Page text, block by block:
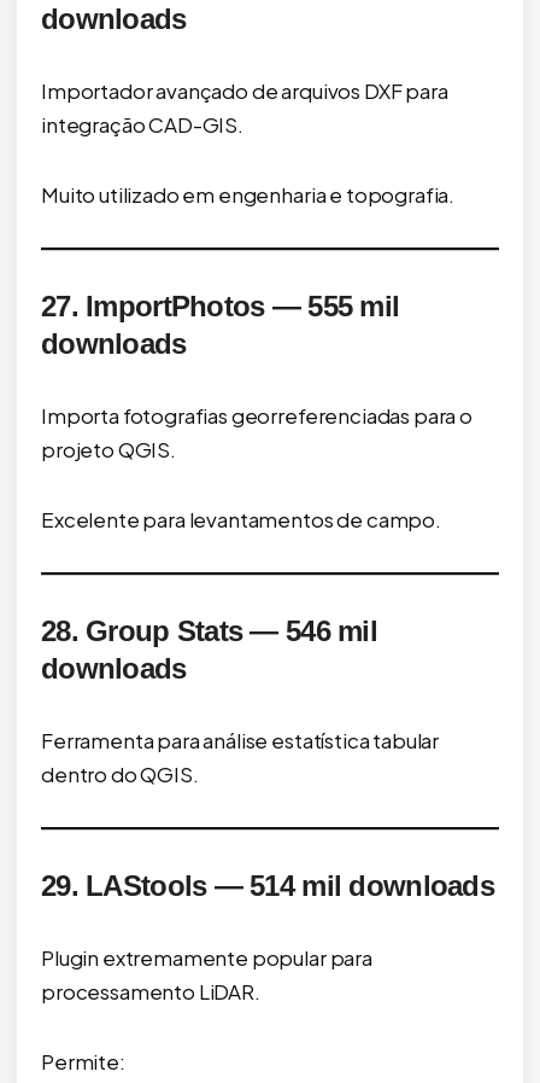
downloads
Importador avançado de arquivos DXF para
integração CAD-GIS.
Muito utilizado em engenharia e topografia.
27. ImportPhotos — 555 mil
downloads
Importa fotografias georreferenciadas para o
projeto QGIS.
Excelente para levantamentos de campo.
28. Group Stats — 546 mil
downloads
Ferramenta para análise estatística tabular
dentro do QGIS.
29. LAStools — 514 mil downloads
Plugin extremamente popular para
processamento LiDAR.
Permite: